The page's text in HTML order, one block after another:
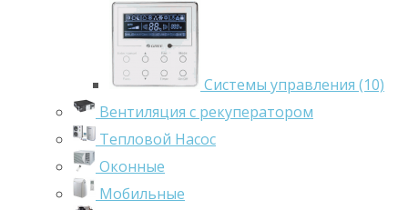
Системы управления (10)
Вентиляция с рекуператором
Тепловой Насос
Оконные
Мобильные